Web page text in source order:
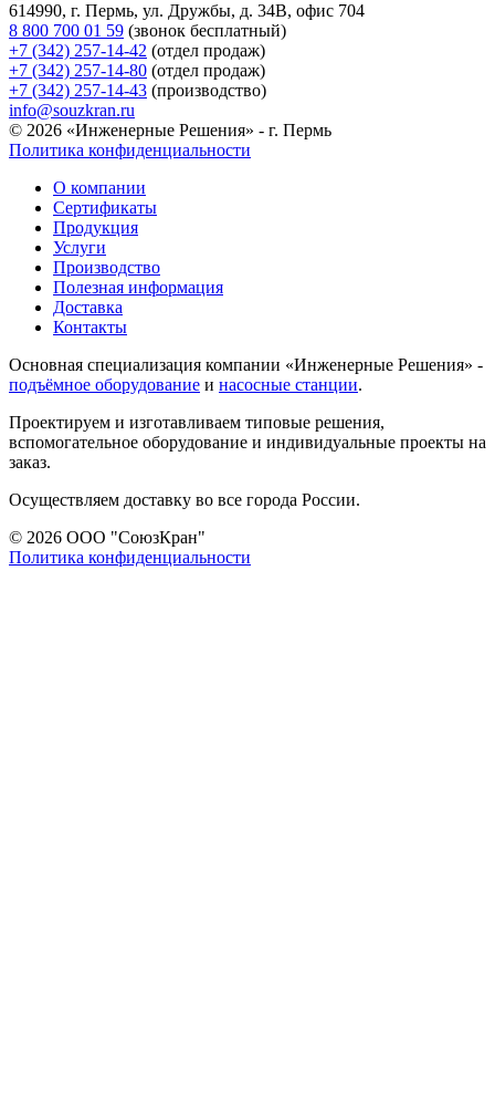
614990, г. Пермь, ул. Дружбы, д. 34В, офис 704
8 800 700 01 59 (звонок бесплатный)
+7 (342) 257-14-42 (отдел продаж)
+7 (342) 257-14-80 (отдел продаж)
+7 (342) 257-14-43 (производство)
info@souzkran.ru
© 2026 «Инженерные Решения» - г. Пермь
Политика конфиденциальности
О компании
Сертификаты
Продукция
Услуги
Производство
Полезная информация
Доставка
Контакты
Основная специализация компании «Инженерные Решения» -
подъёмное оборудование и насосные станции.
Проектируем и изготавливаем типовые решения,
вспомогательное оборудование и индивидуальные проекты на
заказ.
Осуществляем доставку во все города России.
© 2026 ООО "СоюзКран"
Политика конфиденциальности